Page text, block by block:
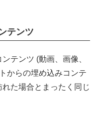
テンツ
テンツ (動画、画像、
からの埋め込みコンテ
た場合とまったく同じ